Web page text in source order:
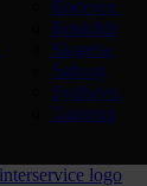
Rødovre
Roskilde
Slagelse
Søborg
Sydhavn
Taastrup